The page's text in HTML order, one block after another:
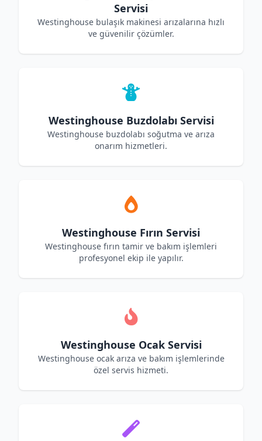
Servisi
Westinghouse bulaşık makinesi arızalarına hızlı
ve güvenilir çözümler.
Westinghouse Buzdolabı Servisi
Westinghouse buzdolabı soğutma ve arıza
onarım hizmetleri.
Westinghouse Fırın Servisi
Westinghouse fırın tamir ve bakım işlemleri
profesyonel ekip ile yapılır.
Westinghouse Ocak Servisi
Westinghouse ocak arıza ve bakım işlemlerinde
özel servis hizmeti.